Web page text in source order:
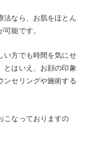
法なら、お肌をほとん
能です。
い方でも時間を気にせ
とはいえ、お顔の印象
ンセリングや施術する
こなっておりますの